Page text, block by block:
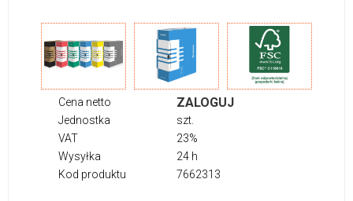
Cena netto ZALOGUJ
Jednostka
szt.
VAT
23%
Wysyłka
24 h
Kod produktu
7662313